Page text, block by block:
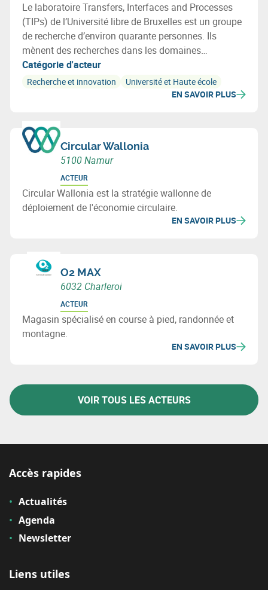
Le laboratoire Transfers, Interfaces and Processes
(TIPs) de l’Université libre de Bruxelles est un groupe
de recherche d’environ quarante personnes. Ils
mènent des recherches dans les domaines
des mathématiques appliquées, de la physique des
fluides, de l’ingénierie des processus/mécanique et
Catégorie d'acteur
Recherche et innovation
Université et Haute école
EN SAVOIR PLUS
Circular Wallonia
5100 Namur
ACTEUR
Circular Wallonia est la stratégie wallonne de
déploiement de l'économie circulaire.
EN SAVOIR PLUS
O2 MAX
6032 Charleroi
ACTEUR
Magasin spécialisé en course à pied, randonnée et
montagne.
EN SAVOIR PLUS
VOIR TOUS LES ACTEURS
Accès rapides
Actualités
Agenda
Newsletter
Liens utiles